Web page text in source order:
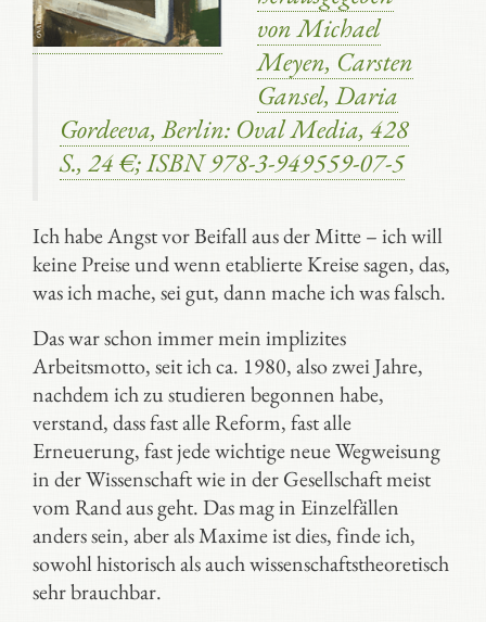
von Michael
Meyen, Carsten
Gansel, Daria
Gordeeva, Berlin: Oval Media, 428
S., 24 €; ISBN 978-3-949559-07-5
Ich habe Angst vor Beifall aus der Mitte – ich will
keine Preise und wenn etablierte Kreise sagen, das,
was ich mache, sei gut, dann mache ich was falsch.
Das war schon immer mein implizites
Arbeitsmotto, seit ich ca. 1980, also zwei Jahre,
nachdem ich zu studieren begonnen habe,
verstand, dass fast alle Reform, fast alle
Erneuerung, fast jede wichtige neue Wegweisung
in der Wissenschaft wie in der Gesellschaft meist
vom Rand aus geht. Das mag in Einzelfällen
anders sein, aber als Maxime ist dies, finde ich,
sowohl historisch als auch wissenschaftstheoretisch
sehr brauchbar.